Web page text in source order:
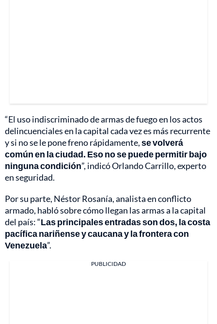
“El uso indiscriminado de armas de fuego en los actos
delincuenciales en la capital cada vez es más recurrente
y si no se le pone freno rápidamente,se volverá
común en la ciudad. Eso no se puede permitir bajo
ninguna condición”, indicó Orlando Carrillo, experto
en seguridad.
Por su parte, Néstor Rosanía, analista en conflicto
armado, habló sobre cómo llegan las armas a la capital
del país: “Las principales entradas son dos, la costa
pacífica nariñense y caucana y la frontera con
Venezuela”.
PUBLICIDAD